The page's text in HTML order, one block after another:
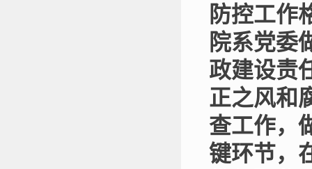
防控工作
院系党委
政建设责
正之风和
查工作，
键环节，